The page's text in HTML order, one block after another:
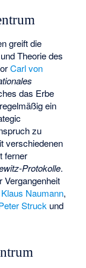
greift die
Theorie des
Carl von
das Erbe
ein
zu
verschiedenen
ferner
Protokolle.
Vergangenheit
Klaus Naumann,
Struck und